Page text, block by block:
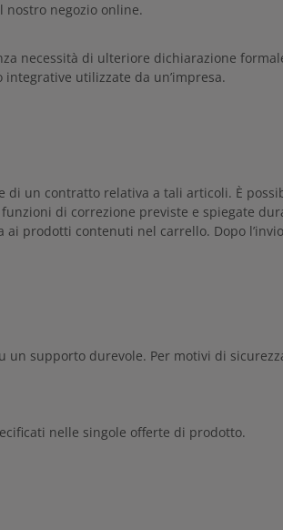
negozio online.
necessità di ulteriore dichiarazione
utilizzate da un’impresa.
un contratto relativa a tali articoli. È
di correzione previste e spiegate
prodotti contenuti nel carrello. Dopo
supporto durevole. Per motivi di
nelle singole offerte di prodotto.